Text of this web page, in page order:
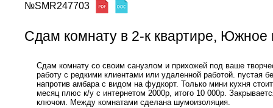
№SMR247703
Сдам комнату в 2-к квартире, Южное
Сдам комнату со своим санузлом и прихожей под ваше
работу с редкими клиентами или удаленной работой. пустая
напротив амбара с видом на фудкорт. Только мини кухня
месяц плюс к/у с интернетом 2000р, итого 10 000р.
ключом. Между комнатами сделана шумоизоляция.